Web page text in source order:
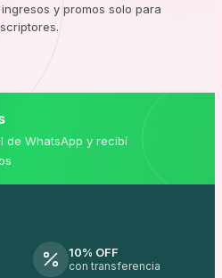
y promos solo para
de WhatsApp y recibí
10% OFF
con transferencia